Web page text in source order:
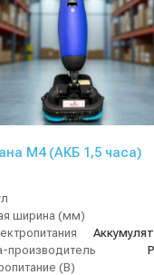
М4 (АКБ 1,5 часа)
ширина (мм)
производитель
(В)